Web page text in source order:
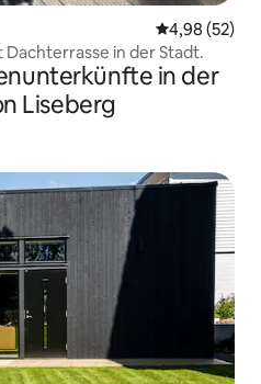
4,98 (52)
in der Stadt.
in der
Liseberg